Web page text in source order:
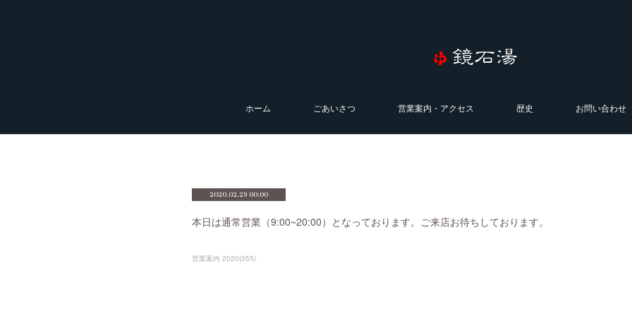
ホーム ごあいさつ 営業案内・アクセス 歴史 お問い合わせ
2020.02.29 00:00
本日は通常営業（9:00~20:00）となっております。ご来店お待ちしております。
営業案内 2020(355)